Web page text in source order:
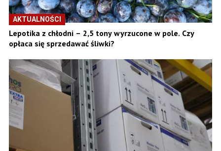
AKTUALNOŚCI
Lepotika z chłodni – 2,5 tony wyrzucone w pole. Czy
opłaca się sprzedawać śliwki?